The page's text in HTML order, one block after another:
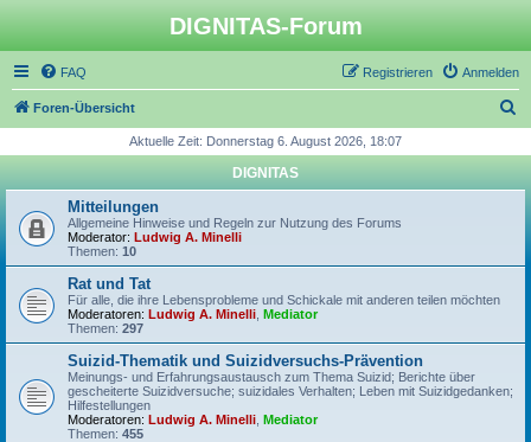
DIGNITAS-Forum
FAQ Anmelden
Registrieren
Foren-Übersicht
h
Aktuelle Zeit: Donnerstag 6. August 2026, 18:07
DIGNITAS
Mitteilungen
Allgemeine Hinweise und Regeln zur Nutzung des Forums
Moderator: Ludwig A. Minelli
Themen: 10
Rat und Tat
Für alle, die ihre Lebensprobleme und Schickale mit anderen teilen möchten
Moderatoren: Ludwig A. Minelli Mediator
Themen: 297
Suizid-Thematik und Suizidversuchs-Prävention
Meinungs- und Erfahrungsaustausch zum Thema Suizid; Berichte über
gescheiterte Suizidversuche; suizidales Verhalten; Leben mit Suizidgedanken;
Hilfestellungen
Moderatoren: Ludwig A. Minelli Mediator
Themen: 455